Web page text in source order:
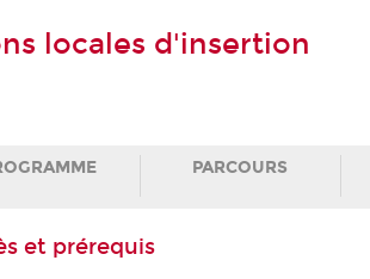
locales d'insertion
PARCOURS
et prérequis